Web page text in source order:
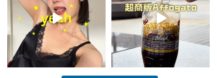
755 43 118 26